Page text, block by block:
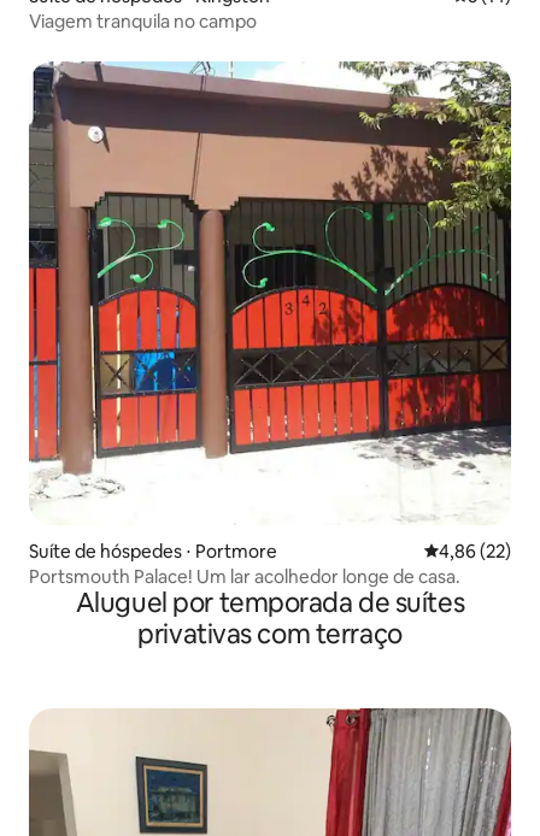
Viagem tranquila no campo
Suíte de hóspedes ⋅ Portmore 4,86 de uma
4,86 (22)
Portsmouth Palace! Um lar acolhedor longe de casa.
Aluguel por temporada de suítes
privativas com terraço